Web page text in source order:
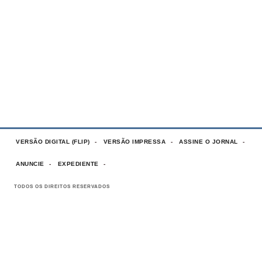
VERSÃO DIGITAL (FLIP) VERSÃO IMPRESSA ASSINE O JORNAL
ANUNCIE EXPEDIENTE
TODOS OS DIREITOS RESERVADOS